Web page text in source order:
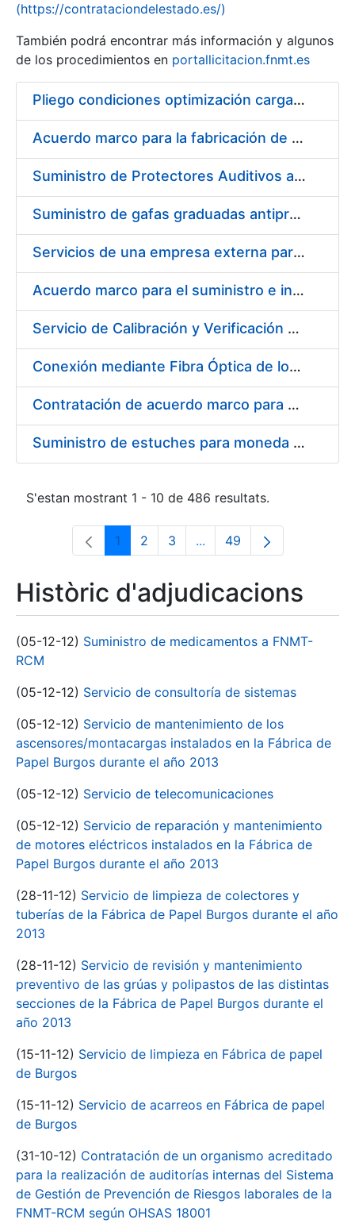
Mostra/Amaga
(https://contrataciondelestado.es/)
También podrá encontrar más información y algunos
de los procedimientos en portallicitacion.fnmt.es
Pliego condiciones optimización cargas compras firmado
Acuerdo marco para la fabricación de piezas
Suministro de Protectores Auditivos a medida para las personas trabajadoras de los Centros de Trabajo de Madrid y Burgos
Suministro de gafas graduadas antiproyecciones para los trabajadores de la FNMT-RCM en los centros de trabajo de Madrid y Burgos
Servicios de una empresa externa para el asesoramiento y resolución de los recursos de alzada que se presentan relacionados con procesos de selección para la FNMT-RCM
Acuerdo marco para el suministro e instalación de persianas, estores y otros complementos
Servicio de Calibración y Verificación Externa de los Equipos de Medición del Servicio de Prevención de la FNMT-RCM
Conexión mediante Fibra Óptica de los Centros de Proceso de Datos (CPDs) de las sedes de la FNMT-RCM de Burgos y Madrid
Contratación de acuerdo marco para el Suministro de Material de Electricidad para la Fábrica Nacional de Moneda y Timbre-Real Casa de la Moneda en su centro de trabajo de Burgos
Suministro de estuches para moneda de 30 €
S'estan mostrant 1 - 10 de 486 resultats.
Pàgina
1 Pàgina
2 Pàgina
3 ...Pàgines intermèdies
Pàgina
49
Històric d'adjudicacions
(05-12-12) Suministro de medicamentos a FNMT-
RCM
(05-12-12) Servicio de consultoría de sistemas
(05-12-12) Servicio de mantenimiento de los
ascensores/montacargas instalados en la Fábrica de
Papel Burgos durante el año 2013
(05-12-12) Servicio de telecomunicaciones
(05-12-12) Servicio de reparación y mantenimiento
de motores eléctricos instalados en la Fábrica de
Papel Burgos durante el año 2013
(28-11-12) Servicio de limpieza de colectores y
tuberías de la Fábrica de Papel Burgos durante el año
2013
(28-11-12) Servicio de revisión y mantenimiento
preventivo de las grúas y polipastos de las distintas
secciones de la Fábrica de Papel Burgos durante el
año 2013
(15-11-12) Servicio de limpieza en Fábrica de papel
de Burgos
(15-11-12) Servicio de acarreos en Fábrica de papel
de Burgos
(31-10-12) Contratación de un organismo acreditado
para la realización de auditorías internas del Sistema
de Gestión de Prevención de Riesgos laborales de la
FNMT-RCM según OHSAS 18001